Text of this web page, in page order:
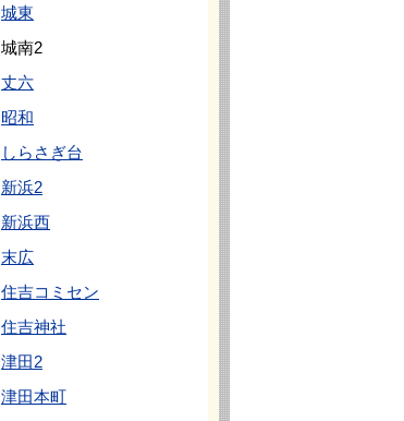
城東
城南2
丈六
昭和
しらさぎ台
新浜2
新浜西
末広
住吉コミセン
住吉神社
津田2
津田本町